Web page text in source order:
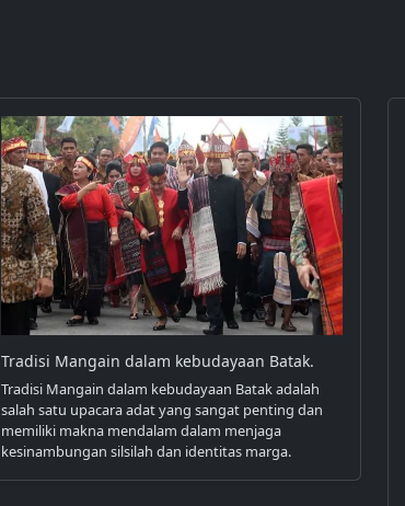
Tradisi Mangain dalam kebudayaan Batak.
Tradisi Mangain dalam kebudayaan Batak adalah
salah satu upacara adat yang sangat penting dan
memiliki makna mendalam dalam menjaga
kesinambungan silsilah dan identitas marga.